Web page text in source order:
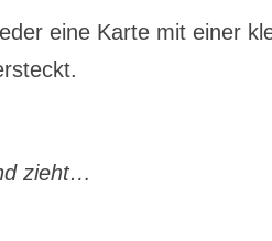
eine Karte mit einer
zieht…